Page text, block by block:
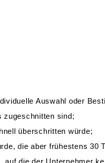
Auswahl oder
zugeschnitten sind;
überschritten würde;
die aber frühestens 30
auf die der Unternehmer